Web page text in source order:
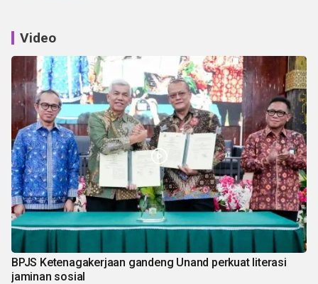
Video
BPJS Ketenagakerjaan gandeng Unand perkuat literasi
jaminan sosial